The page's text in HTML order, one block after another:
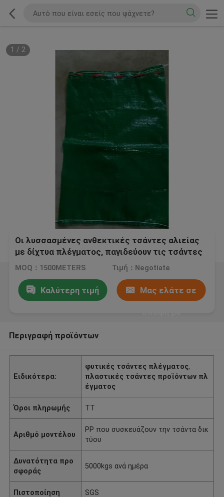
1 / 2
Οι λυσσασμένες ανθεκτικές τσάντες αλιείας
με δίχτυα πλέγματος, παγιδεύουν τις τσάντες
φυτικής αποθήκευσης με το πράσινο χρώμα
MOQ：1500METERS Τιμή：Negotiate
Καλύτερη τιμή Μας ελάτε σε
Περιγραφή προϊόντων
Ειδικότερα:
φυτικές τσάντες πλέγματος,
πλαστικές τσάντες προϊόντων πλ
έγματος
Όροι πληρωμής TT
Αριθμό μοντέλου
PP που συσκευάζουν την τσάντα δικ
τύου
Δυνατότητα προ
σφοράς
5000kgs ανά ημέρα
Πιστοποίηση SGS